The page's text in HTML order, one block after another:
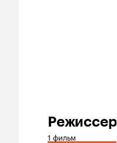
Режиссер
1 фильм